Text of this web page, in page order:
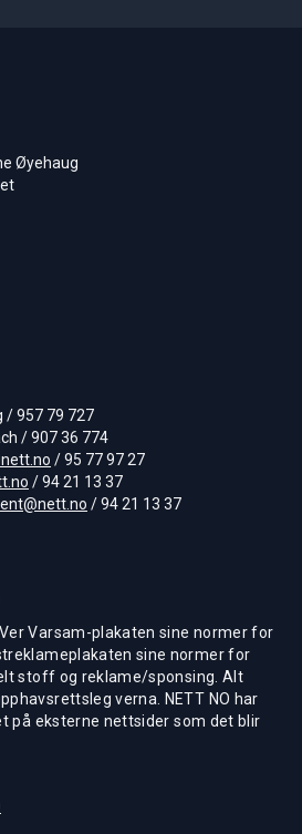
Øyehaug
/ 957 79 727
/ 907 36 774
/ 95 77 97 27
/ 94 21 13 37
/ 94 21 13 37
Varsam-plakaten sine normer for
sine normer for
stoff og reklame/sponsing. Alt
verna. NETT NO har
på eksterne nettsider som det blir